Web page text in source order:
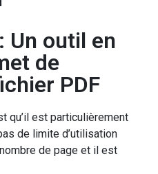
Un outil en
de
PDF
qu’il est particulièrement
de limite d’utilisation
de page et il est